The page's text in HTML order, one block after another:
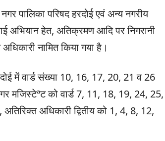
पालिका परिषद हरदोई एवं अन्य नगरीय
अभियान हेत, अतिक्रमण आदि पर निगरानी
नामित किया गया है।
में वार्ड संख्या 10, 16, 17, 20, 21 व 26
मजिस्टेªट को वार्ड 7, 11, 18, 19, 24, 25,
अधिकारी द्वितीय को 1, 4, 8, 12,